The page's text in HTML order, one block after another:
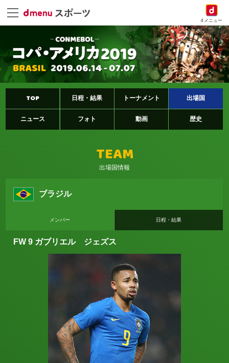
dメニュー
TOP 日程・結果 トーナメント 出場国
ニュース フォト 動画 歴史
TEAM
出場国情報
ブラジル
メンバー 日程・結果
FW 9 ガブリエル ジェズス